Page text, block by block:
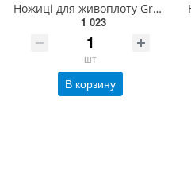
Ножиці для живоплоту Gruntek Marabu 295303660
1 023
шт
В корзину